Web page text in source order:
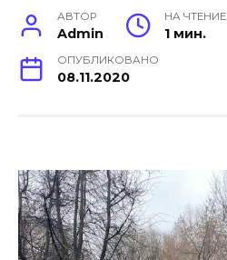
АВТОР
Admin
НА ЧТЕНИЕ
1 мин.
ОПУБЛИКОВАНО
08.11.2020